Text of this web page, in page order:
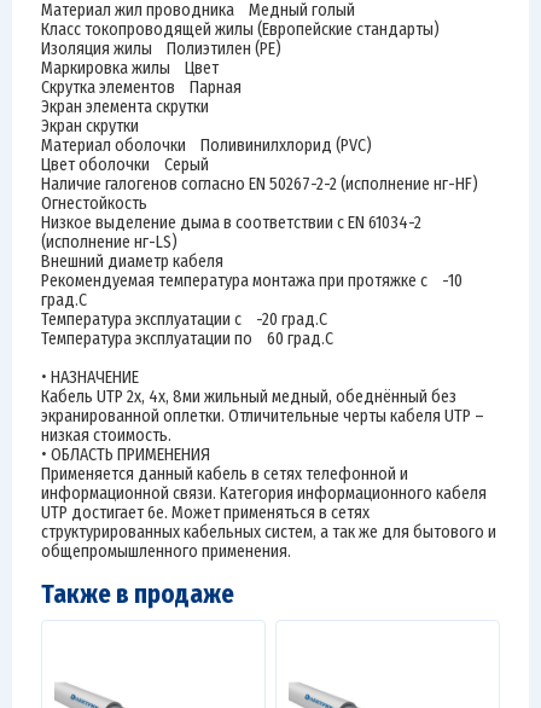
Материал жил проводника Медный голый
Класс токопроводящей жилы (Европейские стандарты)
Изоляция жилы Полиэтилен (PE)
Маркировка жилы Цвет
Скрутка элементов Парная
Экран элемента скрутки
Экран скрутки
Материал оболочки Поливинилхлорид (PVC)
Цвет оболочки Серый
Наличие галогенов согласно EN 50267-2-2 (исполнение нг-HF)
Огнестойкость
Низкое выделение дыма в соответствии с EN 61034-2
(исполнение нг-LS)
Внешний диаметр кабеля
Рекомендуемая температура монтажа при протяжке с -10
град.C
Температура эксплуатации с -20 град.C
Температура эксплуатации по 60 град.C
• НАЗНАЧЕНИЕ
Кабель UTP 2х, 4х, 8ми жильный медный, обеднённый без
экранированной оплетки. Отличительные черты кабеля UTP –
низкая стоимость.
• ОБЛАСТЬ ПРИМЕНЕНИЯ
Применяется данный кабель в сетях телефонной и
информационной связи. Категория информационного кабеля
UTP достигает 6е. Может применяться в сетях
структурированных кабельных систем, а так же для бытового и
общепромышленного применения.
Также в продаже